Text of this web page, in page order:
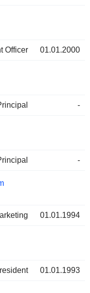
Officer 01.01.2000
-
-
01.01.1994
01.01.1993